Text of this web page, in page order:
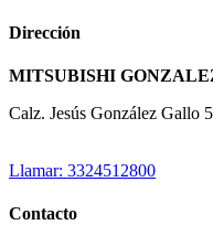
Dirección
MITSUBISHI
Calz. Jesús González Gallo
Llamar: 3324512800
Contacto